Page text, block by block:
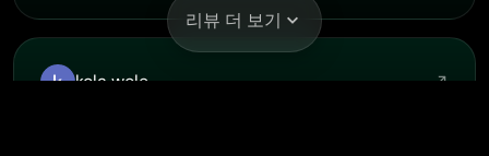
kola wole
리뷰 더 보기